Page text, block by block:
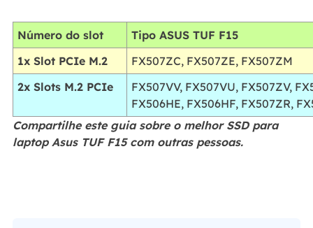
Número do slot
Tipo ASUS TUF F15
1x Slot PCIe M.2
FX507ZC, FX507ZE, FX507ZM
2x Slots M.2 PCIe
FX507VV, FX507VU, FX507ZV,
FX506HE, FX506HF, FX507ZR,
Compartilhe este guia sobre o melhor SSD para
laptop Asus TUF F15 com outras pessoas.